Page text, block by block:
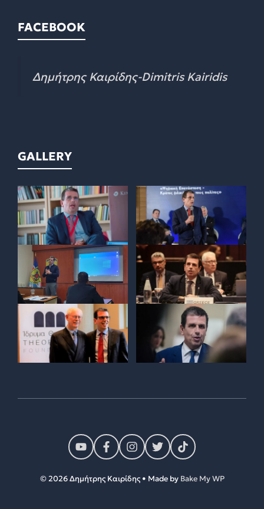
FACEBOOK
Δημήτρης Καιρίδης-Dimitris Kairidis
GALLERY
© 2026 Δημήτρης Καιρίδης • Made by Bake My WP